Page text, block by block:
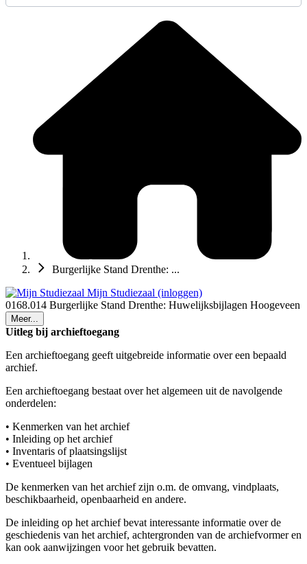
Burgerlijke Stand Drenthe: ...
Mijn Studiezaal (inloggen)
0168.014 Burgerlijke Stand Drenthe: Huwelijksbijlagen Hoogeveen
Meer...
Uitleg bij archieftoegang
Een archieftoegang geeft uitgebreide informatie over een bepaald
archief.
Een archieftoegang bestaat over het algemeen uit de navolgende
onderdelen:
• Kenmerken van het archief
• Inleiding op het archief
• Inventaris of plaatsingslijst
• Eventueel bijlagen
De kenmerken van het archief zijn o.m. de omvang, vindplaats,
beschikbaarheid, openbaarheid en andere.
De inleiding op het archief bevat interessante informatie over de
geschiedenis van het archief, achtergronden van de archiefvormer en
kan ook aanwijzingen voor het gebruik bevatten.